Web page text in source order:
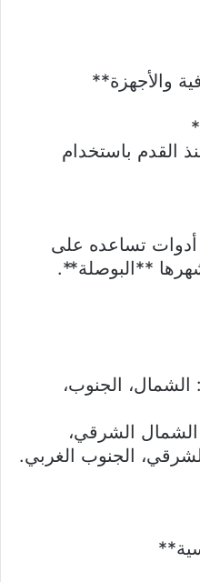
القدم باستخدام
أدوات تساعده على
**البوصلة**.
الشمال، الجنوب،
الشمال الشرقي،
الجنوب الغربي.